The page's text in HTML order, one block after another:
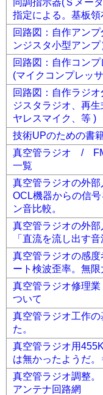
指定による。基板領
回路図：自作アン
ンジスタ小型アンプ
回路図：自作コン
(マイクコンプレッサ
回路図：自作ラジ
ジスタラジオ、再
ヤレスマイク、等 )
技術UPのための書
真空管ラジオ /
一覧
真空管ラジオの外
OCL機器からの信
ン音比較。
真空管ラジオの外部
「直流を流し出す
真空管ラジオの感
ート検波歪率。無
真空管ラジオ修理
ついて
真空管ラジオ工作
た。
真空管ラジオ用
は無かったようだ
真空管ラジオ調整
アンテナ回路網